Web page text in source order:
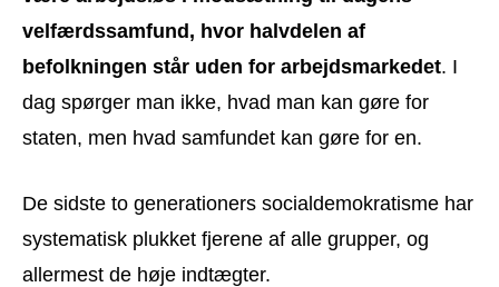
velfærdssamfund, hvor halvdelen af
befolkningen står uden for arbejdsmarkedet. I
dag spørger man ikke, hvad man kan gøre for
staten, men hvad samfundet kan gøre for en.
De sidste to generationers socialdemokratisme har
systematisk plukket fjerene af alle grupper, og
allermest de høje indtægter.